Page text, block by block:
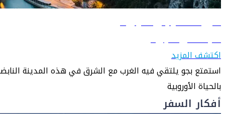
دليل السفر إلى سراييفو
تعرّف على سراييفو
اكتشف المزيد
استمتع بجو يلتقي فيه الغرب مع الشرق في هذه المدينة
بالحياة الأوروبية
أفكار السفر